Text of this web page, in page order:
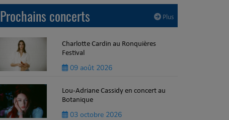
Plus
Prochains concerts
Charlotte Cardin au Ronquières
Festival
09 août 2026
Lou-Adriane Cassidy en concert au
Botanique
03 octobre 2026